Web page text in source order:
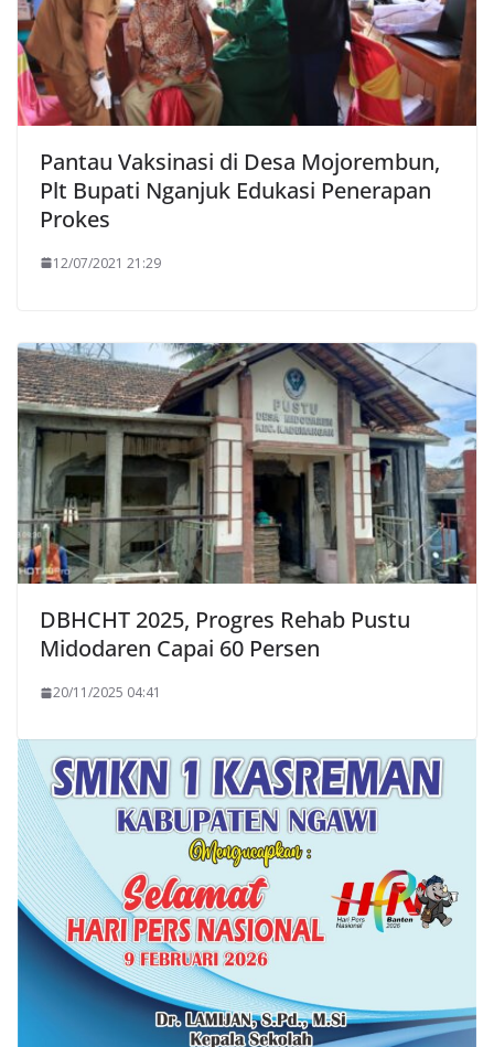
Pantau Vaksinasi di Desa Mojorembun,
Plt Bupati Nganjuk Edukasi Penerapan
Prokes
12/07/2021 21:29
DBHCHT 2025, Progres Rehab Pustu
Midodaren Capai 60 Persen
20/11/2025 04:41